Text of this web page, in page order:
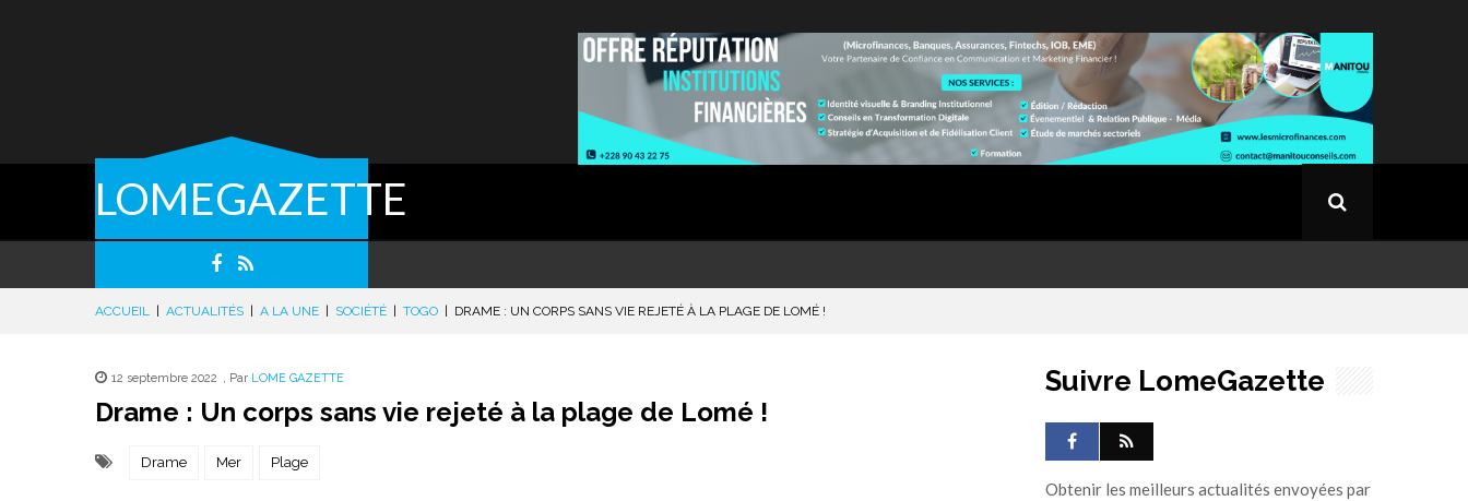
LOMEGAZETTE
ACCUEIL ACTUALITÉS A LA UNE SOCIÉTÉ TOGO DRAME : UN CORPS SANS VIE REJETÉ À LA PLAGE DE LOMÉ !
12 septembre 2022 , Par LOME GAZETTE
Drame : Un corps sans vie rejeté à la plage de Lomé !
Drame Mer Plage
Suivre LomeGazette
Obtenir les meilleurs actualités envoyées par